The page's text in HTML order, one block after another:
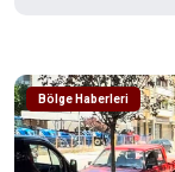
Bölge Haberleri